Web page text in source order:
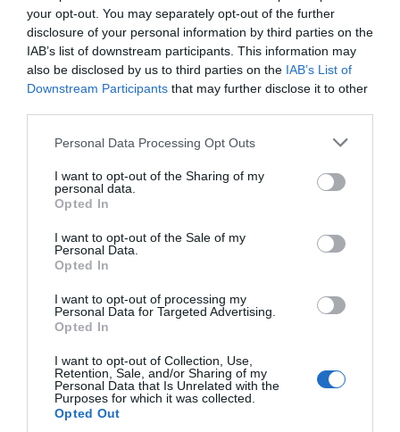
your opt-out. You may separately opt-out of the further
disclosure of your personal information by third parties on the
IAB’s list of downstream participants. This information may
also be disclosed by us to third parties on the IAB’s List of
Downstream Participants that may further disclose it to other
Personal Data Processing Opt Outs
I want to opt-out of the Sharing of my
personal data.
Opted In
I want to opt-out of the Sale of my
Personal Data.
Opted In
I want to opt-out of processing my
Personal Data for Targeted Advertising.
Opted In
I want to opt-out of Collection, Use,
Retention, Sale, and/or Sharing of my
Personal Data that Is Unrelated with the
Purposes for which it was collected.
Opted Out